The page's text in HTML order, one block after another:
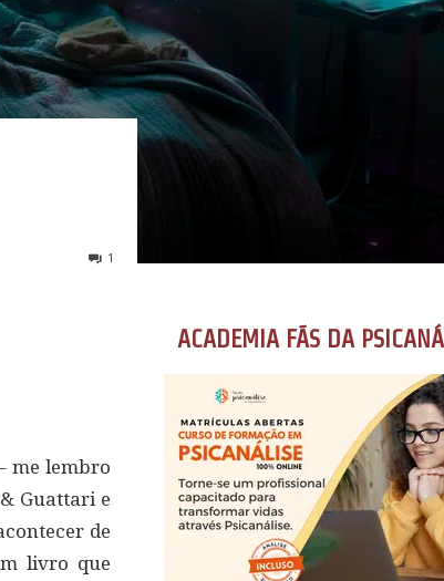
1
me lembro
Guattari e
de
livro que
ACADEMIA FÃS DA